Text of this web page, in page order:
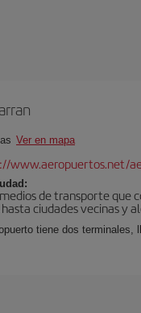
Ver en mapa
www.aeropuertos.net/
de transporte que
ciudades vecinas y
tiene dos